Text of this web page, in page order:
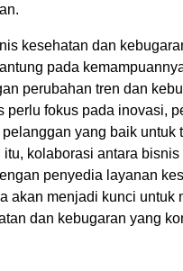
kesehatan dan
pada
perubahan tren dan
perlu fokus pada inovasi,
yang baik untuk
itu, kolaborasi antara bisnis
penyedia layanan
akan menjadi kunci untuk
dan kebugaran yang